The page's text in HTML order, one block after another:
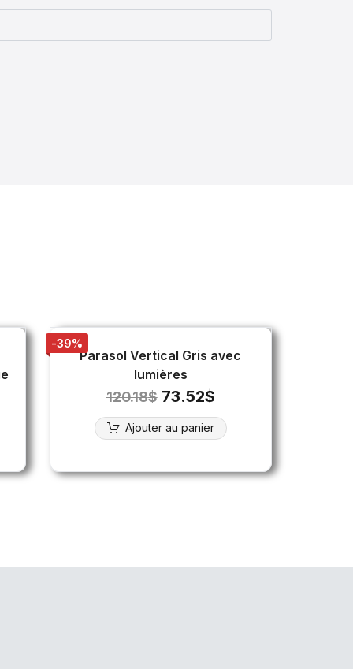
-39%
Parasol Vertical Gris avec
lumières
120.18$ 73.52$
Ajouter au panier